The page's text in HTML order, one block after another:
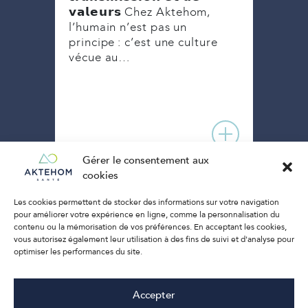
Gérer le consentement aux
cookies
Les cookies permettent de stocker des informations sur votre navigation
pour améliorer votre expérience en ligne, comme la personnalisation du
contenu ou la mémorisation de vos préférences. En acceptant les cookies,
vous autorisez également leur utilisation à des fins de suivi et d'analyse pour
optimiser les performances du site.
Accepter
𝘃𝗮𝗹𝗲𝘂𝗿𝘀 Chez Aktehom,
l’humain n’est pas un
principe : c’est une culture
vécue au…